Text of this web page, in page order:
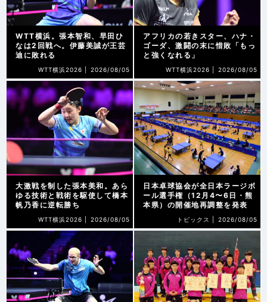
WTT横浜。張本智和、早田ひ
なは2回戦へ。伊藤美誠が王芸
迪に敗れる
WTT横浜2026 | 2026/08/05
アフリカの若きスター、ハナ・
ゴーダ、激闘の末に惜敗「もっ
と強くなれる」
WTT横浜2026 | 2026/08/05
大激戦を制した張本美和。あら
ゆる技術と戦術を駆使して橋本
帆乃香に逆転勝ち
WTT横浜2026 | 2026/08/05
日本卓球協会が全日本ラージボ
ール選手権（12月4〜6日・熊
本県）の開催地再調整を発表
トピックス | 2026/08/05